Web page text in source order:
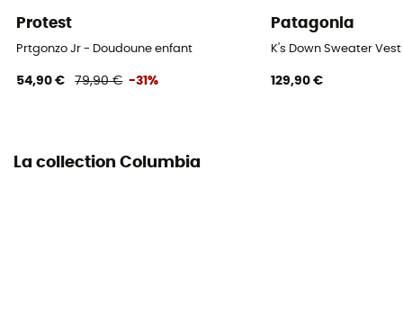
Protest
Prtgonzo Jr - Doudoune enfant
54,90 € 79,90 € -31%
Patagonia
K's Down Sweater
129,90 €
La collection Columbia